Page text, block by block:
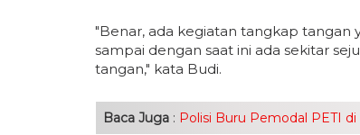
"Benar, ada kegiatan tangkap tangan
sampai dengan saat ini ada sekitar
tangan," kata Budi.
Baca Juga : Polisi Buru Pemodal PETI